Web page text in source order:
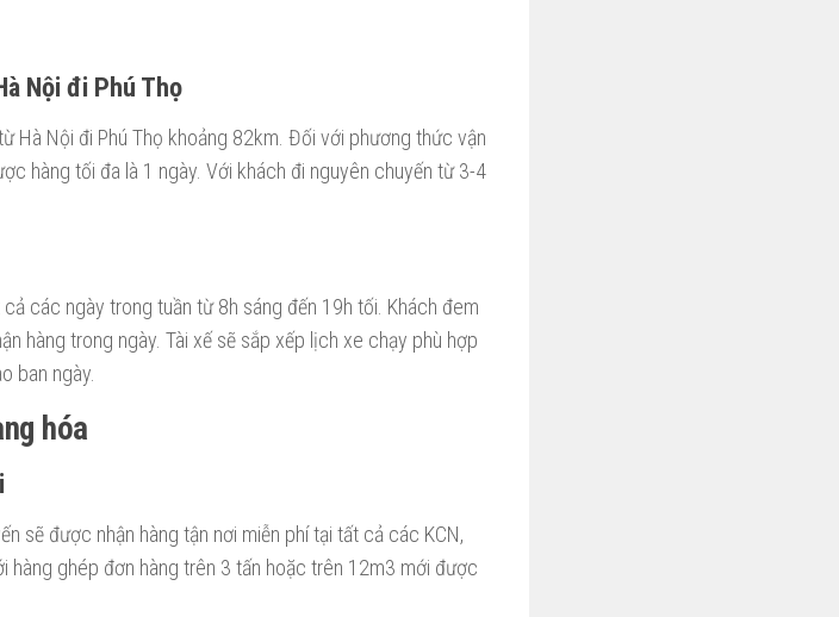
Nội đi Phú Thọ
Hà Nội đi Phú Thọ khoảng 82km. Đối với phương thức vận
hàng tối đa là 1 ngày. Với khách đi nguyên chuyến từ 3-4
các ngày trong tuần từ 8h sáng đến 19h tối. Khách đem
hàng trong ngày. Tài xế sẽ sắp xếp lịch xe chạy phù hợp
ban ngày.
hóa
sẽ được nhận hàng tận nơi miễn phí tại tất cả các KCN,
hàng ghép đơn hàng trên 3 tấn hoặc trên 12m3 mới được